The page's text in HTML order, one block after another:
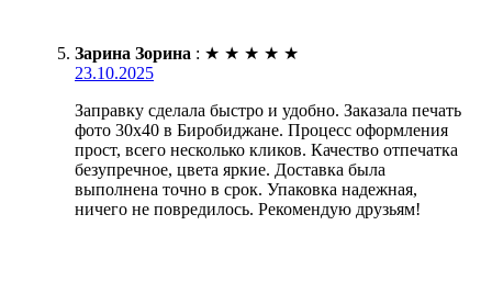
Зарина Зорина : ★ ★ ★ ★ ★
23.10.2025
Заправку сделала быстро и удобно. Заказала печать
фото 30х40 в Биробиджане. Процесс оформления
прост, всего несколько кликов. Качество отпечатка
безупречное, цвета яркие. Доставка была
выполнена точно в срок. Упаковка надежная,
ничего не повредилось. Рекомендую друзьям!